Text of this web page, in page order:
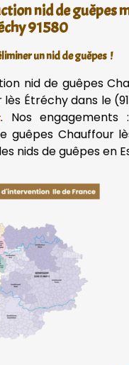
nid de guêpes
91580
un nid de guêpes !
nid de guêpes
Étréchy dans le
. Nos
guêpes Chauffour
nids de guêpes en